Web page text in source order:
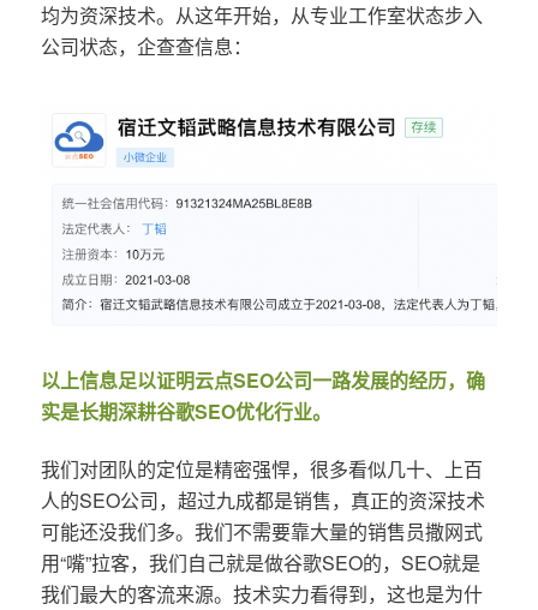
均为资深技术。从这年开始，从专业工作室状态步入
公司状态，企查查信息：
以上信息足以证明云点SEO公司一路发展的经历，确
实是长期深耕谷歌SEO优化行业。
我们对团队的定位是精密强悍，很多看似几十、上百
人的SEO公司，超过九成都是销售，真正的资深技术
可能还没我们多。我们不需要靠大量的销售员撒网式
用“嘴”拉客，我们自己就是做谷歌SEO的，SEO就是
我们最大的客流来源。技术实力看得到，这也是为什